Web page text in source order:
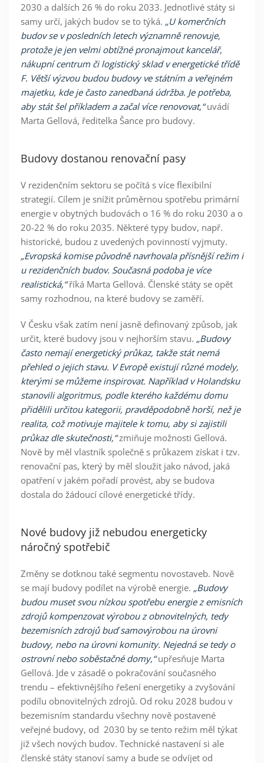
2030 a dalších 26 % do roku 2033. Jednotlivé státy si
samy určí, jakých budov se to týká. „U komerčních
budov se v posledních letech významně renovuje,
protože je jen velmi obtížné pronajmout kancelář,
nákupní centrum či logistický sklad v energetické třídě
F. Větší výzvou budou budovy ve státním a veřejném
majetku, kde je často zanedbaná údržba. Je potřeba,
aby stát šel příkladem a začal více renovovat,“uvádí
Marta Gellová, ředitelka Šance pro budovy.
Budovy dostanou renovační pasy
V rezidenčním sektoru se počítá s více flexibilní
strategií. Cílem je snížit průměrnou spotřebu primární
energie v obytných budovách o 16 % do roku 2030 a o
20-22 % do roku 2035. Některé typy budov, např.
historické, budou z uvedených povinností vyjmuty.
„Evropská komise původně navrhovala přísnější režim i
u rezidenčních budov. Současná podoba je více
realistická,“říká Marta Gellová. Členské státy se opět
samy rozhodnou, na které budovy se zaměří.
V Česku však zatím není jasně definovaný způsob, jak
určit, které budovy jsou v nejhorším stavu. „Budovy
často nemají energetický průkaz, takže stát nemá
přehled o jejich stavu. V Evropě existují různé modely,
kterými se můžeme inspirovat. Například v Holandsku
stanovili algoritmus, podle kterého každému domu
přidělili určitou kategorii, pravděpodobně horší, než je
realita, což motivuje majitele k tomu, aby si zajistili
průkaz dle skutečnosti,“zmiňuje možnosti Gellová.
Nově by měl vlastník společně s průkazem získat i tzv.
renovační pas, který by měl sloužit jako návod, jaká
opatření v jakém pořadí provést, aby se budova
dostala do žádoucí cílové energetické třídy.
Nové budovy již nebudou energeticky
náročný spotřebič
Změny se dotknou také segmentu novostaveb. Nově
se mají budovy podílet na výrobě energie. „Budovy
budou muset svou nízkou spotřebu energie z emisních
zdrojů kompenzovat výrobou z obnovitelných, tedy
bezemisních zdrojů buď samovýrobou na úrovni
budovy, nebo na úrovni komunity. Nejedná se tedy o
ostrovní nebo soběstačné domy,“upřesňuje Marta
Gellová. Jde v zásadě o pokračování současného
trendu – efektivnějšího řešení energetiky a zvyšování
podílu obnovitelných zdrojů. Od roku 2028 budou v
bezemisním standardu všechny nově postavené
veřejné budovy, od 2030 by se tento režim měl týkat
již všech nových budov. Technické nastavení si ale
členské státy stanoví samy a bude se odvíjet od